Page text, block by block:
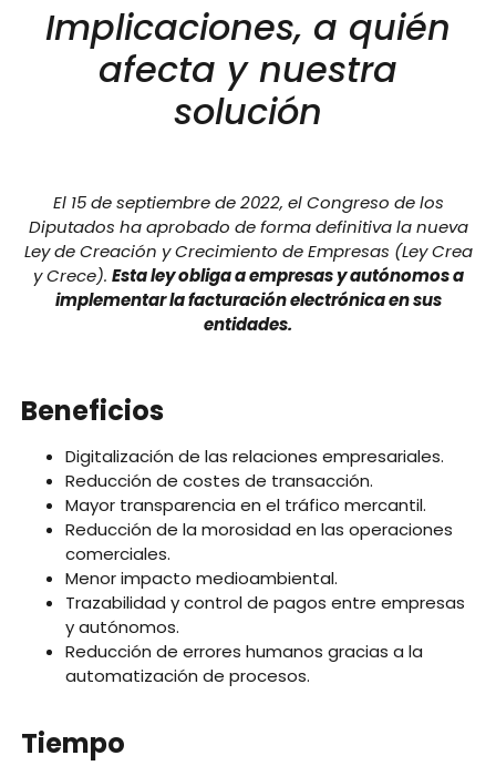
Implicaciones, a quién
afecta y nuestra
solución
El 15 de septiembre de 2022, el Congreso de los
Diputados ha aprobado de forma definitiva la nueva
Ley de Creación y Crecimiento de Empresas (Ley Crea
y Crece). Esta ley obliga a empresas y autónomos a
implementar la facturación electrónica en sus
entidades.
Beneficios
Digitalización de las relaciones empresariales.
Reducción de costes de transacción.
Mayor transparencia en el tráfico mercantil.
Reducción de la morosidad en las operaciones
comerciales.
Menor impacto medioambiental.
Trazabilidad y control de pagos entre empresas
y autónomos.
Reducción de errores humanos gracias a la
automatización de procesos.
Tiempo